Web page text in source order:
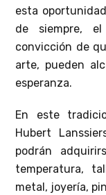
esta
de siempre,
convicción de
arte, pueden
esperanza.
En este
Hubert
podrán
temperatura,
metal, joyería,